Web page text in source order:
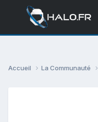
Accueil La Communauté